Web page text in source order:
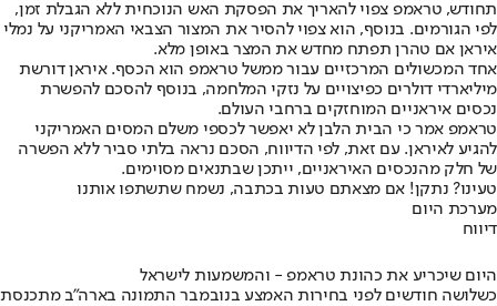
תחודש, טראמפ צפוי להאריך את הפסקת האש הנוכחית ללא הגבלת זמן,
לפי הגורמים. בנוסף, הוא צפוי להסיר את המצור הצבאי האמריקני על נמלי
איראן אם טהרן תפתח מחדש את המצר באופן מלא.
אחד המכשולים המרכזיים עבור ממשל טראמפ הוא הכסף. איראן דורשת
מיליארדי דולרים כפיצויים על נזקי המלחמה, בנוסף להסכם להפשרת
נכסים איראניים המוחזקים ברחבי העולם.
טראמפ אמר כי הבית הלבן לא יאפשר לכספי משלם המסים האמריקני
להגיע לאיראן. עם זאת, לפי הדיווח, הסכם נראה בלתי סביר ללא הפשרה
של חלק מהנכסים האיראניים, ייתכן שבתנאים מסוימים.
טעינו? נתקן! אם מצאתם טעות בכתבה, נשמח שתשתפו אותנו
מערכת היום
דיווח
היום שיכריע את כהונת טראמפ - והמשמעות לישראל
כשלושה חודשים לפני בחירות האמצע בנובמבר התמונה בארה"ב מתכנסת